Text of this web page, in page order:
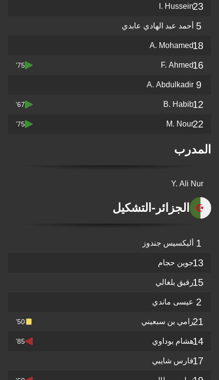
23
I. Hussein
5 أحمد عبد الهادي عابدي
18
A. Mohamed
16
F. Ahmed
75’
9
A. Abdulkadir
12
B. Habib
67’
22
M. Nour
75’
المدرب
Y. Ali Nur
الجزائر - التشكيل
1 أليكسيس جندوز
13جوين حجام
15رفيق بلغالي
2 عيسى ماندي
21رامي بن سبعيني 50’
14هشام بوداوي 85’
17فارس شايبي